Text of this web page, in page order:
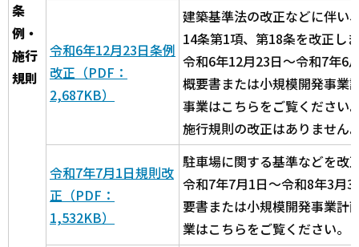
条
例・
施行
規則
令和6年12月23日条例
改正（PDF：
2,687KB）
建築基準法の改正などに伴い
14条第1項、第18条を改正し
令和6年12月23日～令和7年6
概要書または小規模開発事業
事業はこちらをご覧ください
施行規則の改正はありません
令和7年7月1日規則改
正（PDF：
1,532KB）
駐車場に関する基準などを改
令和7年7月1日～令和8年3月
要書または小規模開発事業計
業はこちらをご覧ください。